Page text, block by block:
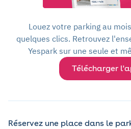
Louez votre parking au
quelques clics. Retrouvez
Yespark sur une seule et
Télécharger
Réservez une place dans le